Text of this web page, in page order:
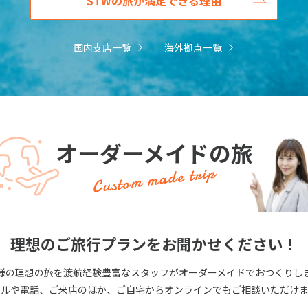
国内支店一覧 海外拠点一覧
オーダーメイドの旅
Custom made trip
理想のご旅行プランをお聞かせください！
の理想の旅を渡航経験豊富なスタッフがオーダーメイドでおつくりし
や電話、ご来店のほか、ご自宅からオンラインでもご相談いただけ